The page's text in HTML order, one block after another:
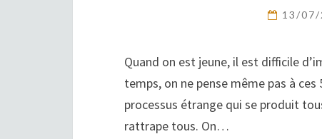
13/07/
Quand on est jeune, il est difficile
temps, on ne pense même pas à
processus étrange qui se produit
rattrape tous. On…